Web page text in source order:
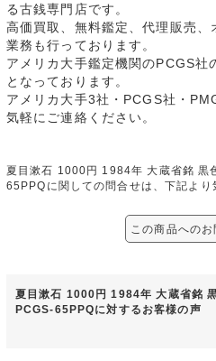
る古銭専門店です。
高価買取、無料鑑定、代理販売
業務も行っております。
アメリカ大手鑑定機関のPCGS社
となっております。
アメリカ大手3社・PCGS社・
気軽にご連絡ください。
夏目漱石 1000円 1984年 大蔵省銘
65PPQに関しての問合せは、下記より
この商品への
夏目漱石 1000円 1984年 大蔵省銘
PCGS-65PPQに対するお客様の声